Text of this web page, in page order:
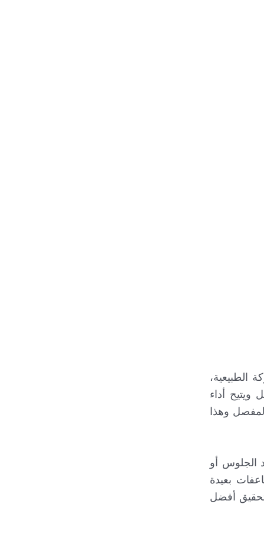
الطبيعية،
أداء
وهذا
الجلوس أو
بعيدة
أفضل